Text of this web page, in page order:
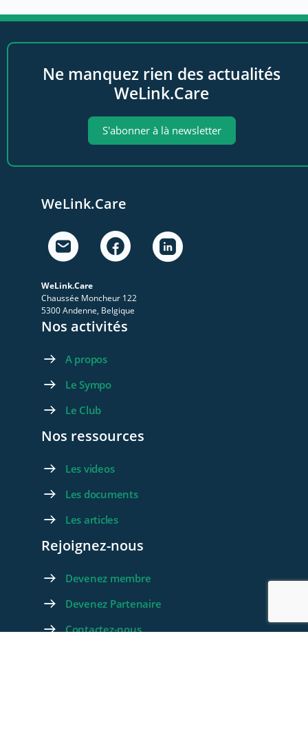
Ne manquez rien des actualités
WeLink.Care
S'abonner à là newsletter
WeLink.Care
WeLink.Care
Chaussée Moncheur 122
5300 Andenne, Belgique
Nos activités
A propos
Le Sympo
Le Club
Nos ressources
Les videos
Les documents
Les articles
Rejoignez-nous
Devenez membre
Devenez Partenaire
Contactez-nous